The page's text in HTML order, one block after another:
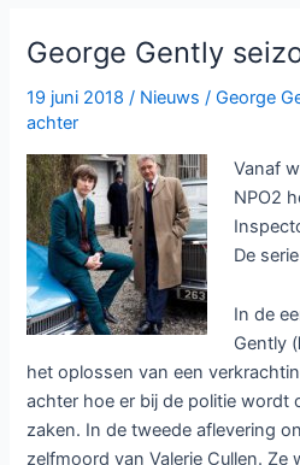
George Gently
19 juni 2018/ Nieuws /George
achter
Vanaf
NPO2
De
In de
Gently (
het oplossen van een
achter hoe er bij de politie wordt
zaken. In de tweede aflevering
zelfmoord van Valerie Cullen. Ze